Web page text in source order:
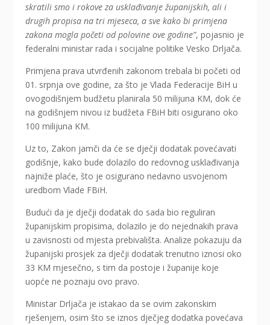
skratili smo i rokove za usklađivanje županijskih, ali i
drugih propisa na tri mjeseca, a sve kako bi primjena
zakona mogla početi od polovine ove godine”, pojasnio je
federalni ministar rada i socijalne politike Vesko Drljača.
Primjena prava utvrđenih zakonom trebala bi početi od
01. srpnja ove godine, za što je Vlada Federacije BiH u
ovogodišnjem budžetu planirala 50 milijuna KM, dok će
na godišnjem nivou iz budžeta FBiH biti osigurano oko
100 milijuna KM.
Uz to, Zakon jamči da će se dječji dodatak povećavati
godišnje, kako bude dolazilo do redovnog usklađivanja
najniže plaće, što je osigurano nedavno usvojenom
uredbom Vlade FBiH.
Budući da je dječji dodatak do sada bio reguliran
županijskim propisima, dolazilo je do nejednakih prava
u zavisnosti od mjesta prebivališta. Analize pokazuju da
županijski prosjek za dječji dodatak trenutno iznosi oko
33 KM mjesečno, s tim da postoje i županije koje
uopće ne poznaju ovo pravo.
Ministar Drljača je istakao da se ovim zakonskim
rješenjem, osim što se iznos dječjeg dodatka povećava